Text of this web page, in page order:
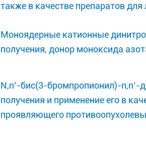
также в качестве препаратов
Моноядерные катионные
получения, донор моноксида
N,n’-бис(3-бромпропионил)-n,n’-
получения и применение его в
проявляющего